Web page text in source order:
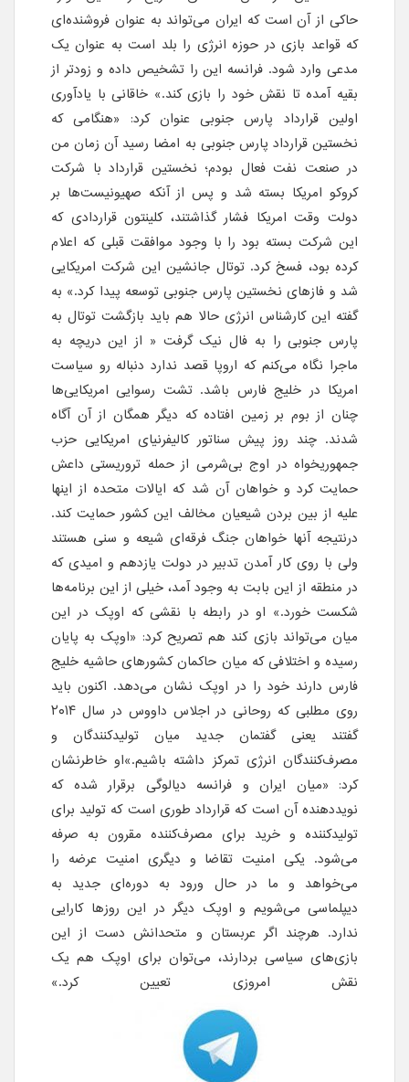
حاکی از آن است که ایران می‌تواند به عنوان فروشنده‌ای
که قواعد بازی در حوزه انرژی را بلد است به عنوان یک
مدعی وارد شود. فرانسه این را تشخیص داده و زودتر از
بقیه آمده تا نقش خود را بازی کند.» خاقانی با یادآوری
اولین قرارداد پارس جنوبی عنوان کرد: «هنگامی که
نخستین قرارداد پارس جنوبی به امضا رسید آن زمان من
در صنعت نفت فعال بودم؛ نخستین قرارداد با شرکت
کروکو امریکا بسته شد و پس از آنکه صهیونیست‌ها بر
دولت وقت امریکا فشار گذاشتند، کلینتون قراردادی که
این شرکت بسته بود را با وجود موافقت قبلی که اعلام
کرده بود، فسخ کرد. توتال جانشین این شرکت امریکایی
شد و فازهای نخستین پارس جنوبی توسعه پیدا کرد.» به
گفته این کارشناس انرژی حالا هم باید بازگشت توتال به
پارس جنوبی را به فال نیک گرفت « از این دریچه به
ماجرا نگاه می‌کنم که اروپا قصد ندارد دنباله رو سیاست
امریکا در خلیج فارس باشد. تشت رسوایی امریکایی‌ها
چنان از بوم بر زمین افتاده که دیگر همگان از آن آگاه
شدند. چند روز پیش سناتور کالیفرنیای امریکایی حزب
جمهوریخواه در اوج بی‌شرمی از حمله تروریستی داعش
حمایت کرد و خواهان آن شد که ایالات متحده از اینها
علیه از بین بردن شیعیان مخالف این کشور حمایت کند.
درنتیجه آنها خواهان جنگ فرقه‌ای شیعه و سنی هستند
ولی با روی کار آمدن تدبیر در دولت یازدهم و امیدی که
در منطقه از این بابت به وجود آمد، خیلی از این برنامه‌ها
شکست خورد.» او در رابطه با نقشی که اوپک در این
میان می‌تواند بازی کند هم تصریح کرد: «اوپک به پایان
رسیده و اختلافی که میان حاکمان کشورهای حاشیه خلیج
فارس دارند خود را در اوپک نشان می‌دهد. اکنون باید
روی مطلبی که روحانی در اجلاس داووس در سال ٢٠١۴
گفتند یعنی گفتمان جدید میان تولیدکنندگان و
مصرف‌کنندگان انرژی تمرکز داشته باشیم.»او خاطرنشان
کرد: «میان ایران و فرانسه دیالوگی برقرار شده که
نوید‌دهنده آن است که قرارداد طوری است که تولید برای
تولید‌کننده و خرید برای مصرف‌کننده مقرون به صرفه
می‌شود. یکی امنیت تقاضا و دیگری امنیت عرضه را
می‌خواهد و ما در حال ورود به دوره‌ای جدید به
دیپلماسی می‌شویم و اوپک دیگر در این روزها کارایی
ندارد. هرچند اگر عربستان و متحدانش دست از این
بازی‌های سیاسی بردارند، می‌توان برای اوپک هم یک
نقش امروزی تعیین کرد.»